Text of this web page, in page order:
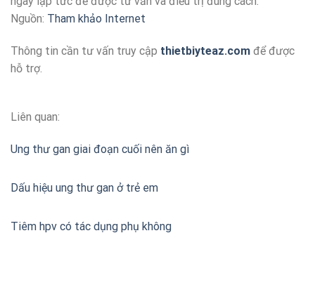
Nguồn: Tham khảo Internet
Thông tin cần tư vấn truy cập thietbiyteaz.com để được
hỗ trợ.
Liên quan:
Ung thư gan giai đoạn cuối nên ăn gì
Dấu hiệu ung thư gan ở trẻ em
Tiêm hpv có tác dụng phụ không